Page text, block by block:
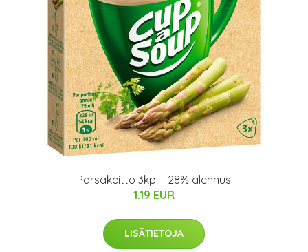
Parsakeitto 3kpl - 28% alennus
1.19 EUR
LISÄTIETOJA